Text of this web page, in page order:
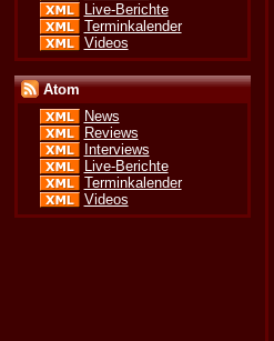
Live-Berichte
Terminkalender
Videos
Atom
News
Reviews
Interviews
Live-Berichte
Terminkalender
Videos